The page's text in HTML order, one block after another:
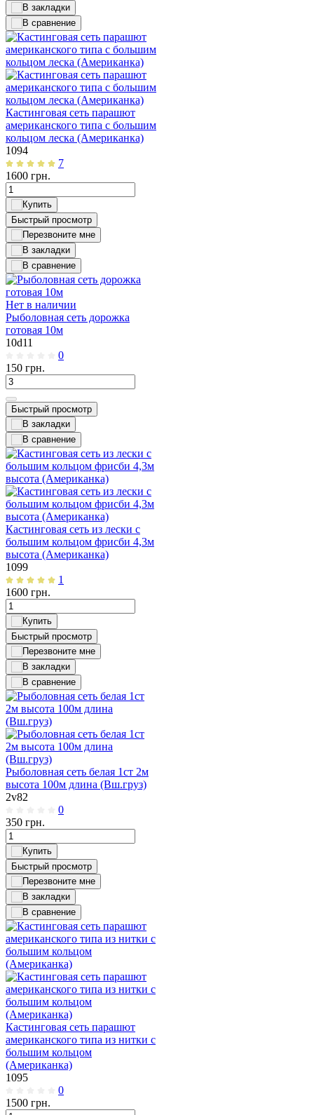
Кастинговая сеть парашют
американского типа с большим
кольцом леска (Американка)
1094
7
1600 грн.
Быстрый просмотр
Нет в наличии
Рыболовная сеть дорожка
готовая 10м
10d11
0
150 грн.
Быстрый просмотр
Кастинговая сеть из лески с
большим кольцом фрисби 4,3м
высота (Американка)
1099
1
1600 грн.
Быстрый просмотр
Рыболовная сеть белая 1ст 2м
высота 100м длина (Вш.груз)
2v82
0
350 грн.
Быстрый просмотр
Кастинговая сеть парашют
американского типа из нитки с
большим кольцом
(Американка)
1095
0
1500 грн.